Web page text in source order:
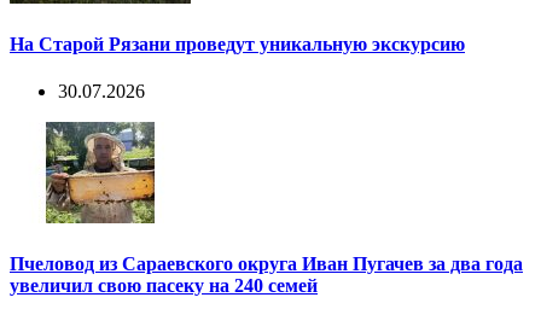
На Старой Рязани проведут уникальную экскурсию
30.07.2026
Пчеловод из Сараевского округа Иван Пугачев за два года
увеличил свою пасеку на 240 семей